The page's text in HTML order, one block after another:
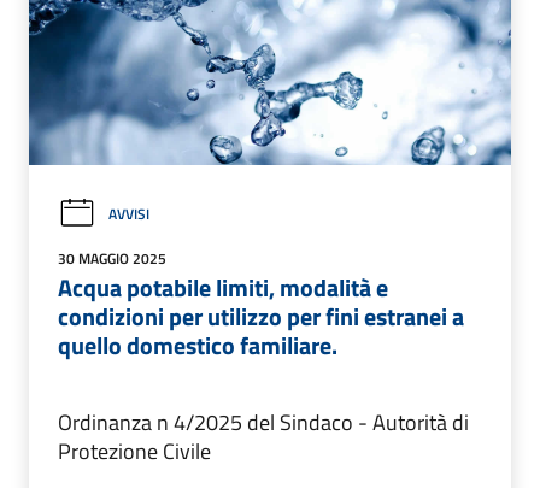
AVVISI
30 MAGGIO 2025
Acqua potabile limiti, modalità e
condizioni per utilizzo per fini estranei a
quello domestico familiare.
Ordinanza n 4/2025 del Sindaco - Autorità di
Protezione Civile